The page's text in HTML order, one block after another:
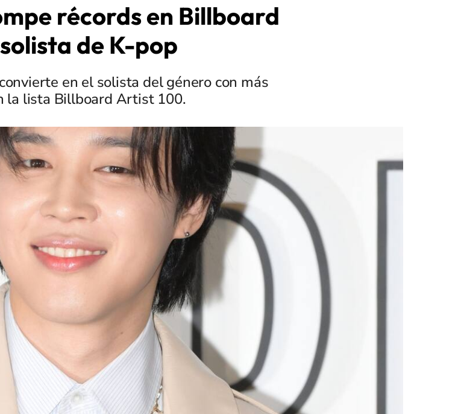
récords en Billboard
de K-pop
en el solista del género con más
la lista Billboard Artist 100.